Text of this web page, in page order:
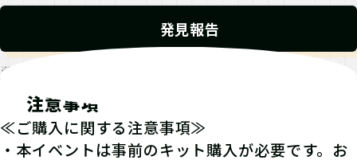
発見報告
※発見報告にGPSを使用するクエストが一部存在します。
注意事項
≪ご購入に関する注意事項≫
・本イベントは事前のキット購入が必要です。お